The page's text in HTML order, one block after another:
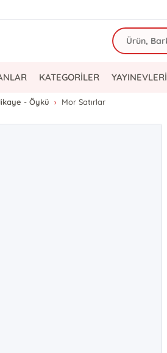
KATEGORİLER YAYINEVLERİ
- Öykü Mor Satırlar